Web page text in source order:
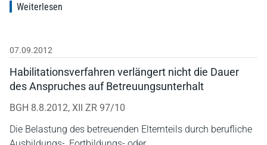
Weiterlesen
07.09.2012
Habilitationsverfahren verlängert nicht die Dauer
des Anspruches auf Betreuungsunterhalt
BGH 8.8.2012, XII ZR 97/10
Die Belastung des betreuenden Elternteils durch berufliche